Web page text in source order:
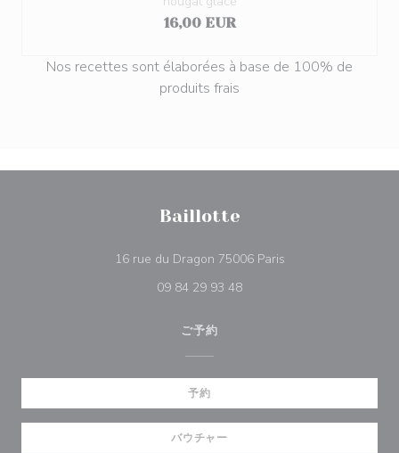
16,00 EUR
Nos recettes sont élaborées à base de 100% de
produits frais
Baillotte
16 rue du Dragon 75006 Paris((新しいウィンドウ
09 84 29 93 48
ご予約
予約
バウチャー